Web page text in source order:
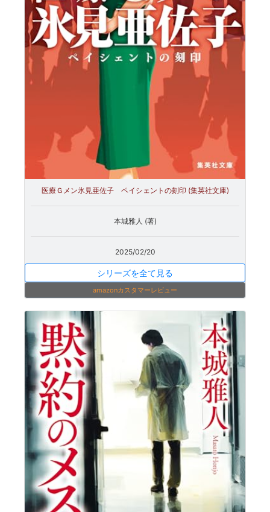
医療Ｇメン氷見亜佐子 ペイシェントの刻印 (集英社文庫)
本城雅人 (著)
2025/02/20
シリーズを全て見る
amazonカスタマーレビュー